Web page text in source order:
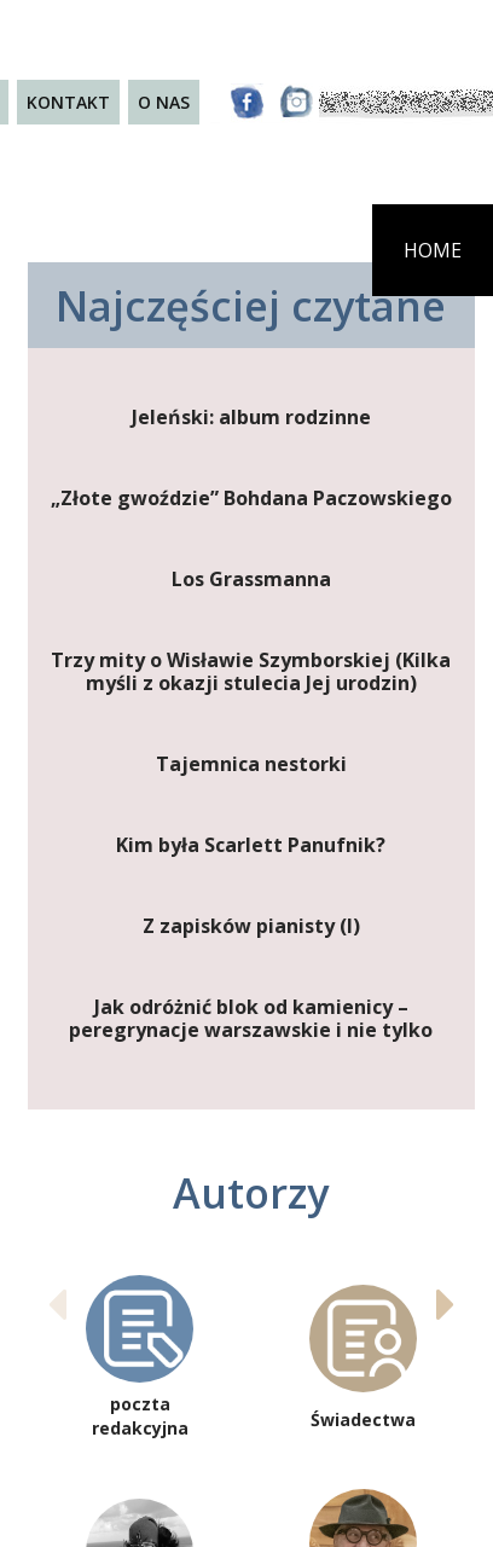
KONTAKT O NAS
HOME
Najczęściej czytane
Jeleński: album rodzinne
„Złote gwoździe” Bohdana Paczowskiego
Los Grassmanna
Trzy mity o Wisławie Szymborskiej (Kilka
myśli z okazji stulecia Jej urodzin)
Tajemnica nestorki
Kim była Scarlett Panufnik?
Z zapisków pianisty (I)
Jak odróżnić blok od kamienicy –
peregrynacje warszawskie i nie tylko
Autorzy
poczta
redakcyjna
Świadectwa